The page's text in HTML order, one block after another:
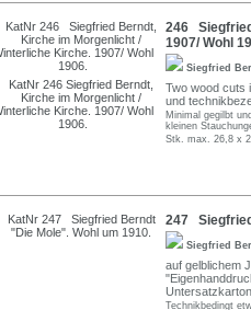
246
1907/ Wohl
Siegfried
Two wood cuts
und
Minimal gegilbt
kleinen
Stk. max. 26,8 x
247
Siegfried
auf gelblichem
Technikbedingt